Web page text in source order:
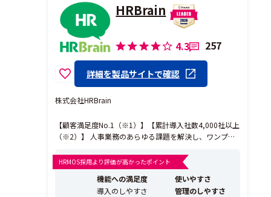
HRBrain
4.3 257
詳細を製品サイトで確認
株式会社HRBrain
【顧客満足度No.1（※1）】【累計導入社数4,000社以上
（※2）】 人事業務のあらゆる課題を解決し、ワンプラ
メントシステムです。 《HRBrainが選ばれる理由》 ◎20
19年グッドデザイン賞受賞！ 人事・現場が使いやすい
シンプルで洗練されたU...
HRMOS採用より評価が高かったポイント
機能への満足度
使いやすさ
導入のしやすさ
管理のしやすさ